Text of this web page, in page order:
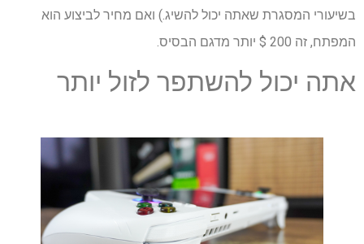
בשיעורי המסגרת שאתה יכול להשיג.) ואם מחיר לביצוע הוא
המפתח, זה 200 $ יותר מדגם הבסיס.
אתה יכול להשתפר לזול יותר